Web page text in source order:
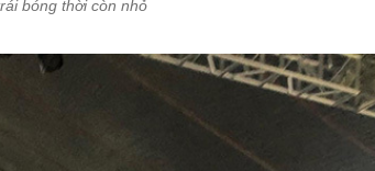
bóng thời còn nhỏ